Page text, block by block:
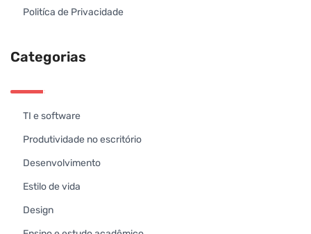
Politíca de Privacidade
Categorias
TI e software
Produtividade no escritório
Desenvolvimento
Estilo de vida
Design